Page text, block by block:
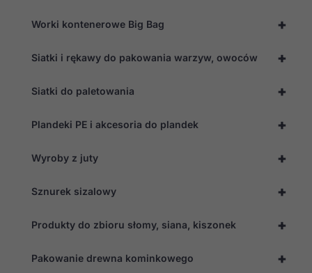
+
Worki kontenerowe Big Bag
+
Siatki i rękawy do pakowania warzyw, owoców
+
Siatki do paletowania
+
Plandeki PE i akcesoria do plandek
+
Wyroby z juty
+
Sznurek sizalowy
+
Produkty do zbioru słomy, siana, kiszonek
+
Pakowanie drewna kominkowego